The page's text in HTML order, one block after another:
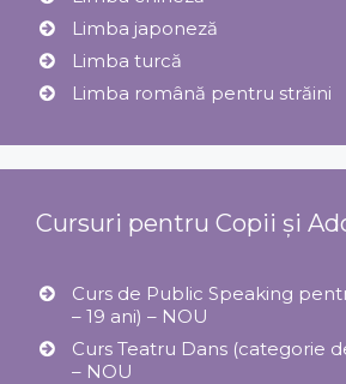
Limba japoneză
Limba turcă
Limba română pentru străini
Cursuri pentru Copii și
Curs de Public Speaking
– 19 ani) – NOU
Curs Teatru Dans (categorie
– NOU